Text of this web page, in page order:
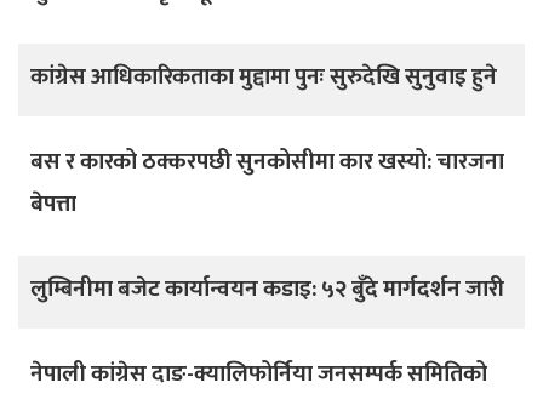
कांग्रेस आधिकारिकताका मुद्दामा पुनः सुरुदेखि सुनुवाइ हुने
बस र कारको ठक्करपछी सुनकोसीमा कार खस्यो: चारजना
बेपत्ता
लुम्बिनीमा बजेट कार्यान्वयन कडाइ: ५२ बुँदे मार्गदर्शन जारी
नेपाली कांग्रेस दाङ-क्यालिफोर्निया जनसम्पर्क समितिको